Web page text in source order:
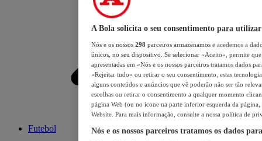
Futebol
A Bola solicita o seu consentimento para utilizar
Nós e os nossos 298 parceiros armazenamos e acedemos a
únicos, no seu dispositivo. Se selecionar «Aceito», permite
apresentadas em «Nós e os nossos parceiros tratamos dados
«Rejeitar tudo» ou retirar o seu consentimento, estas
alguns conteúdos e anúncios que vê poderão não ser tão
escolhas ou retirar o consentimento a qualquer momento
página Web (ou no ícone na parte inferior esquerda da página,
Website. Para mais informação, consulte a nossa política de
Nós e os nossos parceiros tratamos os dados